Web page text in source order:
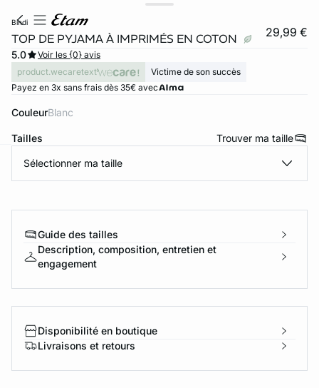
bindi
TOP DE PYJAMA À IMPRIMÉS EN COTON 29,99 €
5.0
Voir les {0} avis
product.wecaretext
Victime de son succès
Payez en 3x sans frais dès 35€ avec
Couleur blanc
Tailles Trouver ma taille
Sélectionner ma taille
Guide des tailles
Description, composition, entretien et
engagement
Disponibilité en boutique
Livraisons et retours